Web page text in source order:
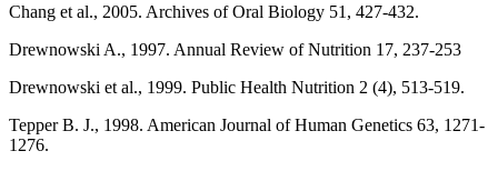
Chang et al., 2005. Archives of Oral Biology 51, 427-432.
Drewnowski A., 1997. Annual Review of Nutrition 17, 237-253
Drewnowski et al., 1999. Public Health Nutrition 2 (4), 513-519.
Tepper B. J., 1998. American Journal of Human Genetics 63, 1271-
1276.